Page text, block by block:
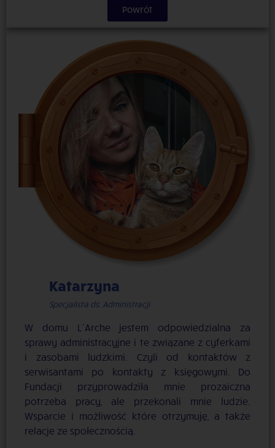
Powrót
Katarzyna
Specjalista ds. Administracji
W domu L’Arche jestem odpowiedzialna za
sprawy administracyjne i te związane z cyferkami
i zasobami ludzkimi. Czyli od kontaktów z
serwisantami po kontakty z księgowymi. Do
Fundacji przyprowadziła mnie prozaiczna
potrzeba pracy, ale przekonali mnie ludzie.
Wsparcie i możliwość które otrzymuję, a także
relacje ze społecznością.